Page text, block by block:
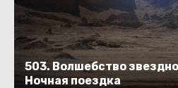
503. Волшебство
Ночная поездка